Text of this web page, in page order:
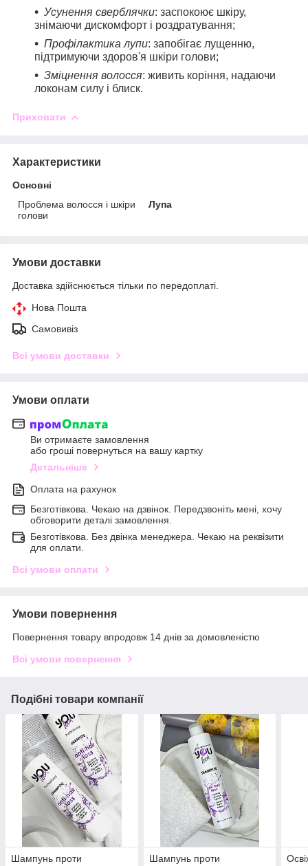
Усунення сверблячки: заспокоює шкіру,
знімаючи дискомфорт і роздратування;
Профілактика лупи: запобігає лущенню,
підтримуючи здоров'я шкіри голови;
Зміцнення волосся: живить коріння, надаючи
локонам силу і блиск.
Приховати
Характеристики
Основні
Проблема волосся і шкіри
голови
Лупа
Умови доставки
Доставка здійснюється тільки по передоплаті.
Нова Пошта
Самовивіз
Всі умови доставки
Умови оплати
Ви отримаєте замовлення
або гроші повернуться на вашу картку
Детальніше
Оплата на рахунок
Безготівкова. Чекаю на дзвінок. Передзвоніть мені, хочу
обговорити деталі замовлення.
Безготівкова. Без двінка менеджера. Чекаю на реквізити
для оплати.
Всі умови оплати
Умови повернення
Повернення товару впродовж 14 днів за домовленістю
Всі умови повернення
Подібні товари компанії
Шампунь проти
Шампунь проти